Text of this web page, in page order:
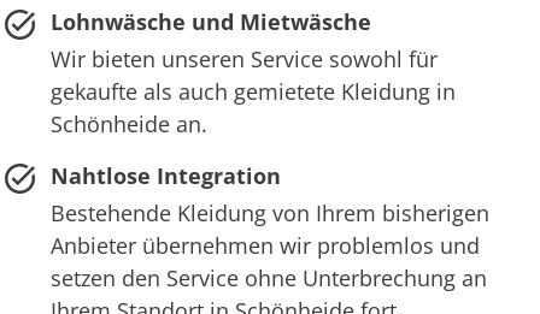
Lohnwäsche und Mietwäsche
Wir bieten unseren Service sowohl für
gekaufte als auch gemietete Kleidung in
Schönheide an.
Nahtlose Integration
Bestehende Kleidung von Ihrem bisherigen
Anbieter übernehmen wir problemlos und
setzen den Service ohne Unterbrechung an